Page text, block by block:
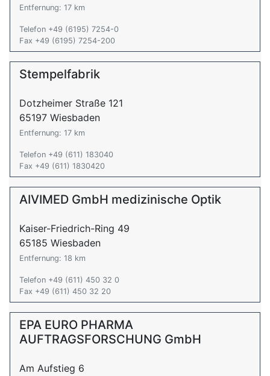
Entfernung: 17 km
Telefon +49 (6195) 7254-0
Fax +49 (6195) 7254-200
Stempelfabrik
Dotzheimer Straße 121
65197 Wiesbaden
Entfernung: 17 km
Telefon +49 (611) 183040
Fax +49 (611) 1830420
AIVIMED GmbH medizinische Optik
Kaiser-Friedrich-Ring 49
65185 Wiesbaden
Entfernung: 18 km
Telefon +49 (611) 450 32 0
Fax +49 (611) 450 32 20
EPA EURO PHARMA
AUFTRAGSFORSCHUNG GmbH
Am Aufstieg 6